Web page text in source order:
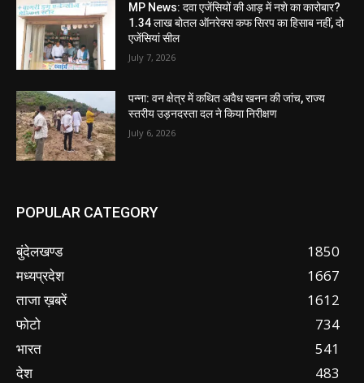
MP News: दवा एजेंसियों की आड़ में नशे का कारोबार?
1.34 लाख बोतल ऑनरेक्स कफ सिरप का हिसाब नहीं, दो
एजेंसियां सील
July 7, 2026
पन्ना: वन क्षेत्र में कथित अवैध खनन की जांच, राज्य
स्तरीय उड़नदस्ता दल ने किया निरीक्षण
July 6, 2026
POPULAR CATEGORY
बुंदेलखण्ड
1850
मध्यप्रदेश
1667
ताजा ख़बरें
1612
फोटो
734
भारत
541
देश
483